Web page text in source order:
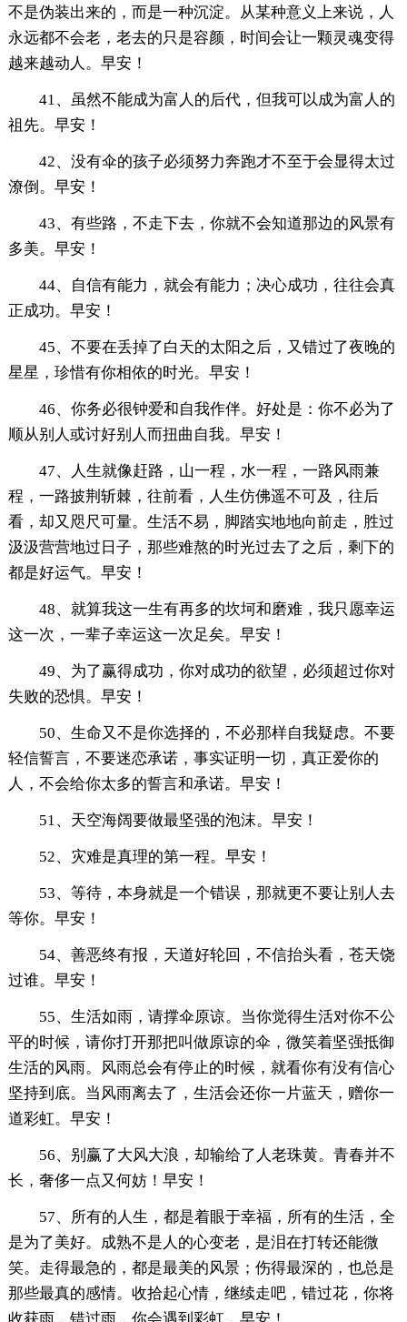
不是伪装出来的，而是一种沉淀。从某种意义上来说，人
永远都不会老，老去的只是容颜，时间会让一颗灵魂变得
越来越动人。早安！
41、虽然不能成为富人的后代，但我可以成为富人的
祖先。早安！
42、没有伞的孩子必须努力奔跑才不至于会显得太过
潦倒。早安！
43、有些路，不走下去，你就不会知道那边的风景有
多美。早安！
44、自信有能力，就会有能力；决心成功，往往会真
正成功。早安！
45、不要在丢掉了白天的太阳之后，又错过了夜晚的
星星，珍惜有你相依的时光。早安！
46、你务必很钟爱和自我作伴。好处是：你不必为了
顺从别人或讨好别人而扭曲自我。早安！
47、人生就像赶路，山一程，水一程，一路风雨兼
程，一路披荆斩棘，往前看，人生仿佛遥不可及，往后
看，却又咫尺可量。生活不易，脚踏实地地向前走，胜过
汲汲营营地过日子，那些难熬的时光过去了之后，剩下的
都是好运气。早安！
48、就算我这一生有再多的坎坷和磨难，我只愿幸运
这一次，一辈子幸运这一次足矣。早安！
49、为了赢得成功，你对成功的欲望，必须超过你对
失败的恐惧。早安！
50、生命又不是你选择的，不必那样自我疑虑。不要
轻信誓言，不要迷恋承诺，事实证明一切，真正爱你的
人，不会给你太多的誓言和承诺。早安！
51、天空海阔要做最坚强的泡沫。早安！
52、灾难是真理的第一程。早安！
53、等待，本身就是一个错误，那就更不要让别人去
等你。早安！
54、善恶终有报，天道好轮回，不信抬头看，苍天饶
过谁。早安！
55、生活如雨，请撑伞原谅。当你觉得生活对你不公
平的时候，请你打开那把叫做原谅的伞，微笑着坚强抵御
生活的风雨。风雨总会有停止的时候，就看你有没有信心
坚持到底。当风雨离去了，生活会还你一片蓝天，赠你一
道彩虹。早安！
56、别赢了大风大浪，却输给了人老珠黄。青春并不
长，奢侈一点又何妨！早安！
57、所有的人生，都是着眼于幸福，所有的生活，全
是为了美好。成熟不是人的心变老，是泪在打转还能微
笑。走得最急的，都是最美的风景；伤得最深的，也总是
那些最真的感情。收拾起心情，继续走吧，错过花，你将